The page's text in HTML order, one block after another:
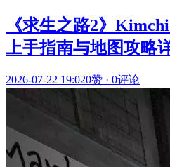
《求生之路2》
上手指南与地图攻略
2026-07-22 19:020赞 · 0评论